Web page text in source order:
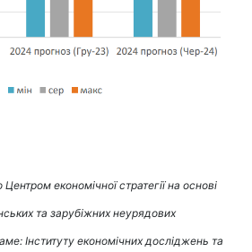
економічної стратегії на основі
та зарубіжних неурядових
Інституту економічних досліджень та